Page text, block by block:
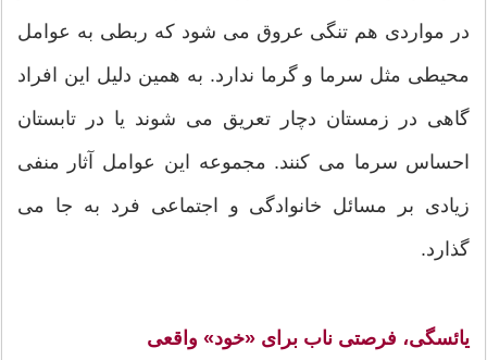
در مواردی هم تنگی عروق می شود که ربطی به عوامل
محیطی مثل سرما و گرما ندارد. به همین دلیل این افراد
گاهی در زمستان دچار تعریق می شوند یا در تابستان
احساس سرما می کنند. مجموعه این عوامل آثار منفی
زیادی بر مسائل خانوادگی و اجتماعی فرد به جا می
گذارد.
یائسگی، فرصتی ناب برای «خود» واقعی